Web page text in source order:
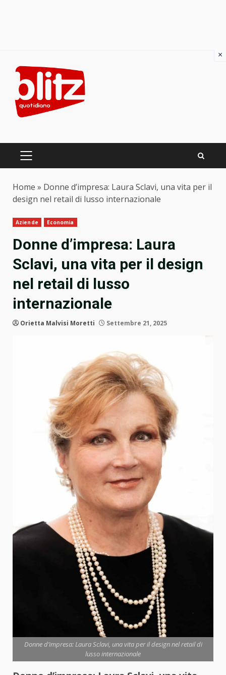
content
PRIMARY
Home » Donne d’impresa: Laura Sclavi, una vita per il
design nel retail di lusso internazionale
Aziende Economia
Donne d’impresa: Laura
Sclavi, una vita per il design
nel retail di lusso
internazionale
Orietta Malvisi Moretti Settembre 21, 2025
Donne d’impresa: Laura Sclavi, una vita per il design nel retail di
lusso internazionale
×